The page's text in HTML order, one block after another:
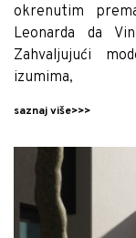
okrenutim
Leonarda da
Zahvaljujući
izumima,
saznaj više>>>